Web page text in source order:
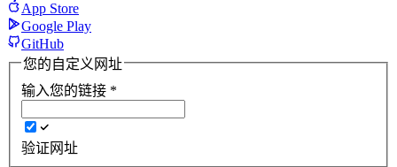
App Store
Google Play
GitHub
您的自定义网址
输入您的链接 *
验证网址